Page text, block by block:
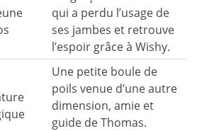
qui a perdu l’usage de
ses jambes et retrouve
l’espoir grâce à Wishy.
Une petite boule de
poils venue d’une autre
dimension, amie et
guide de Thomas.